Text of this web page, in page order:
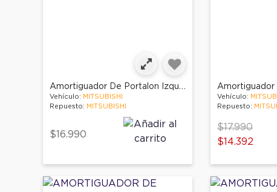
Amortiguador De Portalon Izquierdo
Vehículo: MITSUBISHI
Repuesto: MITSUBISHI
$16.990
Vehículo:
Repuesto:
Price
$17.990to
$14.392